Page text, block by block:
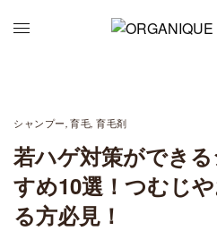
シャンプー, 育毛, 育毛剤
若ハゲ対策ができ
すめ10選！つむじ
る方必見！